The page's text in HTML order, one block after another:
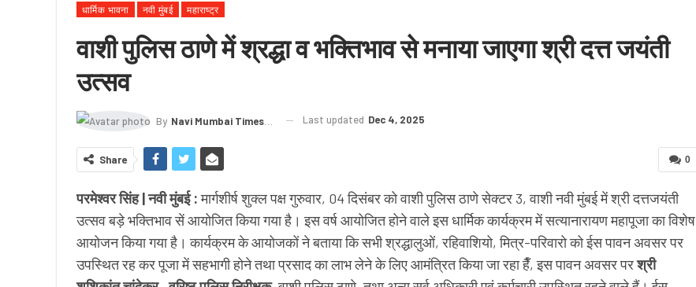
धार्मिक भावना नवी मुंबई महाराष्ट्र
वाशी पुलिस ठाणे में श्रद्धा व भक्तिभाव से मनाया जाएगा श्री दत्त जयंती
उत्सव
By Navi Mumbai Times News Last updated Dec 4, 2025
0
Share
परमेश्वर सिंह | नवी मुंबई :मार्गशीर्ष शुक्ल पक्ष गुरुवार, 04 दिसंबर को वाशी पुलिस ठाणे सेक्टर 3, वाशी नवी मुंबई में श्री दत्तजयंती
उत्सव बड़े भक्तिभाव सें आयोजित किया गया है। इस वर्ष आयोजित होने वाले इस धार्मिक कार्यक्रम में सत्यानारायण महापूजा का विशेष
आयोजन किया गया है। कार्यक्रम के आयोजकों ने बताया कि सभी श्रद्धालुओं, रहिवाशियो, मित्र-परिवारो को ईस पावन अवसर पर
उपस्थित रह कर पूजा में सहभागी होने तथा प्रसाद का लाभ लेने के लिए आमंत्रित किया जा रहा हैँ, इस पावन अवसर परश्री